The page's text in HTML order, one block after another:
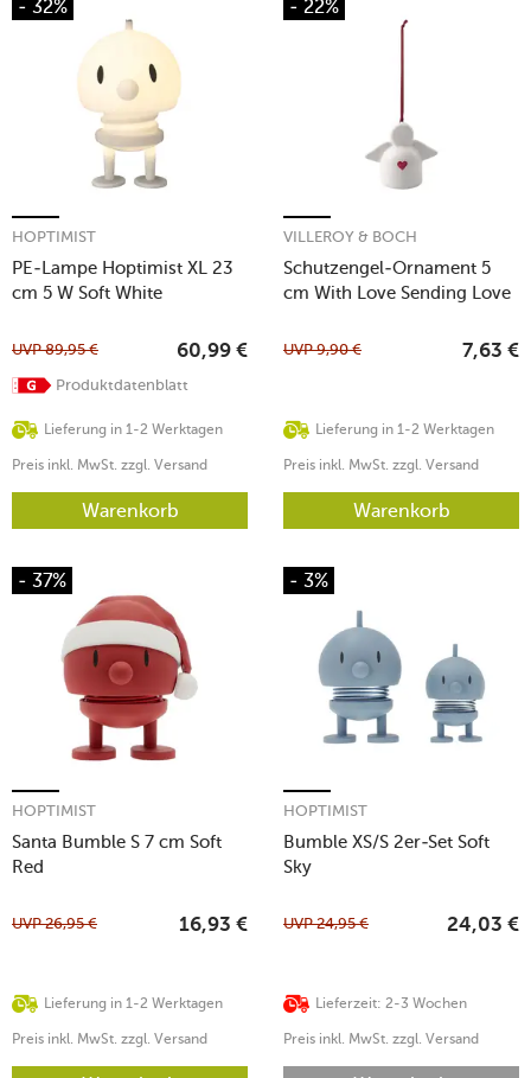
- 32%
PE-Lampe Hoptimist XL 23
cm 5 W Soft White
HOPTIMIST
Lieferung in 1-2 Werktagen
UVP89,95 € 60,99 €
Preis inkl. MwSt. zzgl. Versand
Produktdatenblatt
Warenkorb
- 22%
Schutzengel-Ornament 5
cm With Love Sending Love
VILLEROY & BOCH
Lieferung in 1-2 Werktagen
UVP9,90 € 7,63 €
Preis inkl. MwSt. zzgl. Versand
Warenkorb
- 37%
Santa Bumble S 7 cm Soft
Red
HOPTIMIST
Lieferung in 1-2 Werktagen
UVP26,95 € 16,93 €
Preis inkl. MwSt. zzgl. Versand
- 3%
Bumble XS/S 2er-Set Soft
Sky
HOPTIMIST
Lieferzeit: 2-3 Wochen
UVP24,95 € 24,03 €
Preis inkl. MwSt. zzgl. Versand